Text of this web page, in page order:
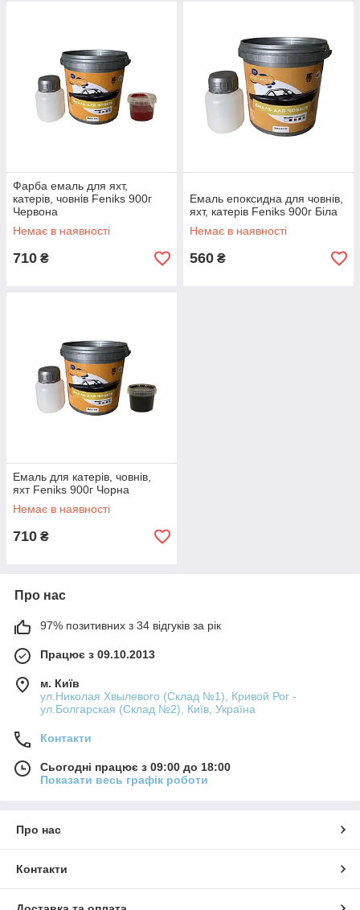
Фарба емаль для яхт,
катерів, човнів Feniks 900г
Червона
Немає в наявності
710 ₴
Емаль епоксидна для човнів,
яхт, катерів Feniks 900г Біла
Немає в наявності
560 ₴
Емаль для катерів, човнів,
яхт Feniks 900г Чорна
Немає в наявності
710 ₴
Про нас
97% позитивних з 34 відгуків за рік
Працює з 09.10.2013
м. Київ
ул.Николая Хвылевого (Склад №1), Кривой Рог -
ул.Болгарская (Склад №2), Київ, Україна
Контакти
Сьогодні працює з 09:00 до 18:00
Показати весь графік роботи
Про нас
Контакти